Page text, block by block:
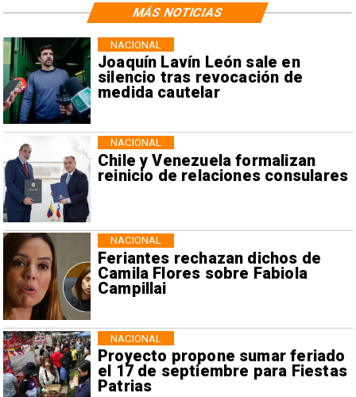
Joaquín Lavín León sale en
silencio tras revocación de
medida cautelar
NACIONAL
Chile y Venezuela formalizan
reinicio de relaciones consulares
NACIONAL
Feriantes rechazan dichos de
Camila Flores sobre Fabiola
Campillai
NACIONAL
Proyecto propone sumar feriado
el 17 de septiembre para Fiestas
Patrias
NACIONAL
MÁS NOTICIAS